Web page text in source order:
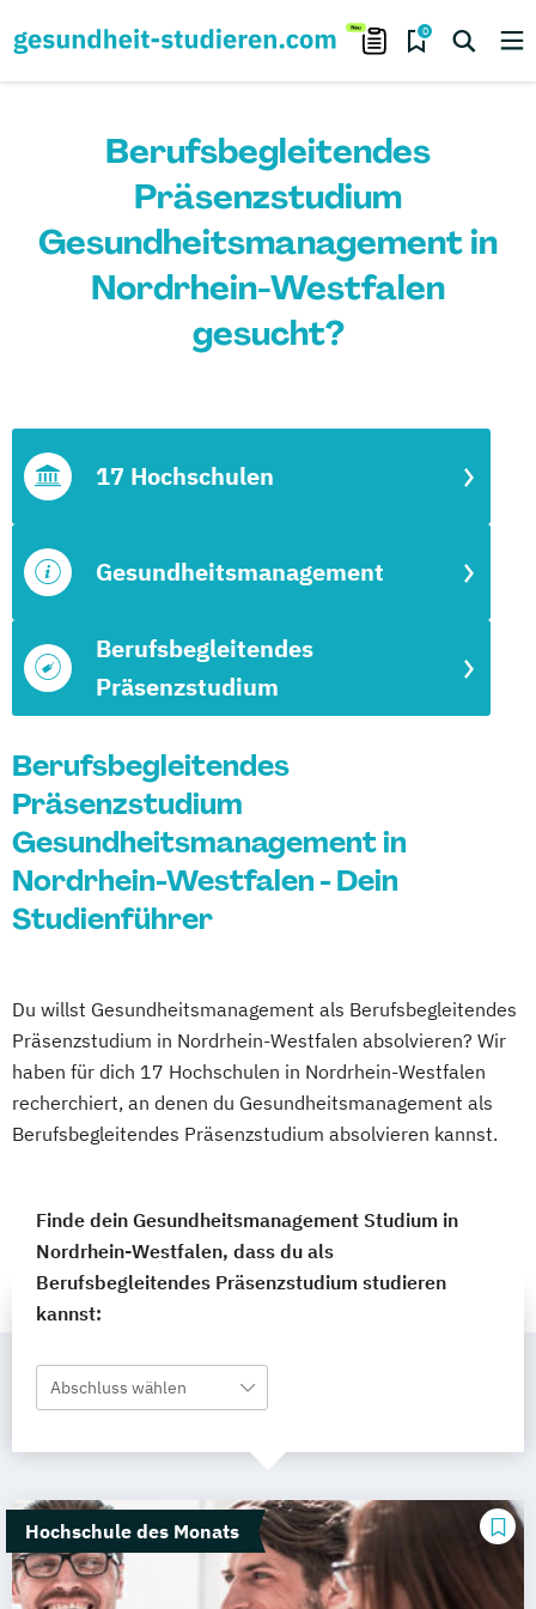
0
Berufsbegleitendes
Präsenzstudium
Gesundheitsmanagement in
Nordrhein-Westfalen
gesucht?
Berufsbegleitendes
Präsenzstudium
Gesundheitsmanagement
17 Hochschulen
Berufsbegleitendes
Präsenzstudium
Gesundheitsmanagement in
Nordrhein-Westfalen - Dein
Studienführer
Du willst Gesundheitsmanagement als Berufsbegleitendes
Präsenzstudium in Nordrhein-Westfalen absolvieren? Wir
haben für dich 17 Hochschulen in Nordrhein-Westfalen
recherchiert, an denen du Gesundheitsmanagement als
Berufsbegleitendes Präsenzstudium absolvieren kannst.
Finde dein Gesundheitsmanagement Studium in
Nordrhein-Westfalen, dass du als
Berufsbegleitendes Präsenzstudium studieren
kannst:
Abschluss wählen
Hochschule des Monats